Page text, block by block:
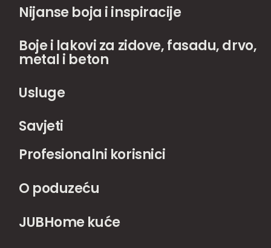
Nijanse boja i inspiracije
Boje i lakovi za zidove, fasadu, drvo,
metal i beton
Usluge
Savjeti
Profesionalni korisnici
O poduzeću
JUBHome kuće